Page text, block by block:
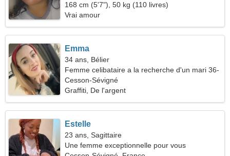
168 cm (5'7"), 50 kg (110 livres)
Vrai amour
Emma
34 ans, Bélier
Femme celibataire a la recherche d'un mari 36-
44
Cesson-Sévigné
Graffiti, De l'argent
Estelle
23 ans, Sagittaire
Une femme exceptionnelle pour vous